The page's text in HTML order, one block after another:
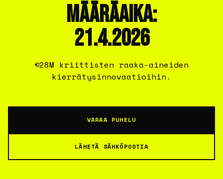
MÄÄRÄAIKA:
21.4.2026
€28M kriittisten raaka-aineiden
kierrätysinnovaatioihin.
VARAA PUHELU
LÄHETÄ SÄHKÖPOSTIA